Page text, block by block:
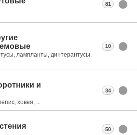
81
лампланты, динтерантусы,
10
и
ховея, ...
34
50